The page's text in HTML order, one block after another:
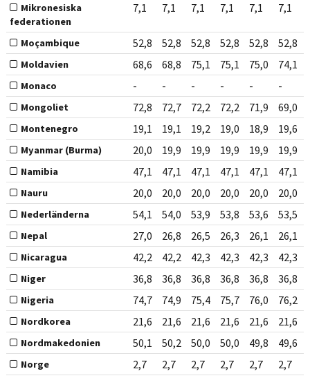
Mikronesiska
federationen
7,1 7,1 7,1 7,1 7,1 7,1
Moçambique 52,8 52,8 52,8 52,8 52,8 52,8
Moldavien 68,6 68,8 75,1 75,1 75,0 74,1
Monaco - - - - - -
Mongoliet 72,8 72,7 72,2 72,2 71,9 69,0
Montenegro 19,1 19,1 19,2 19,0 18,9 19,6
Myanmar (Burma) 20,0 19,9 19,9 19,9 19,9 19,9
Namibia 47,1 47,1 47,1 47,1 47,1 47,1
Nauru 20,0 20,0 20,0 20,0 20,0 20,0
Nederländerna 54,1 54,0 53,9 53,8 53,6 53,5
Nepal 27,0 26,8 26,5 26,3 26,1 26,1
Nicaragua 42,2 42,2 42,3 42,3 42,3 42,3
Niger 36,8 36,8 36,8 36,8 36,8 36,8
Nigeria 74,7 74,9 75,4 75,7 76,0 76,2
Nordkorea 21,6 21,6 21,6 21,6 21,6 21,6
Nordmakedonien 50,1 50,2 50,0 50,0 49,8 49,6
Norge 2,7 2,7 2,7 2,7 2,7 2,7